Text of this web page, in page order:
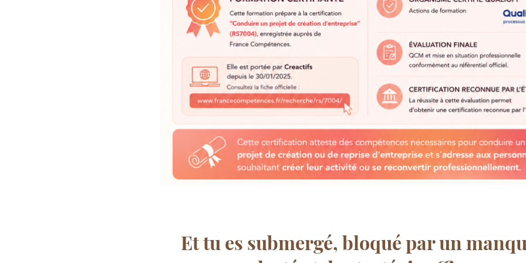
Et tu es submergé, bloqué par un